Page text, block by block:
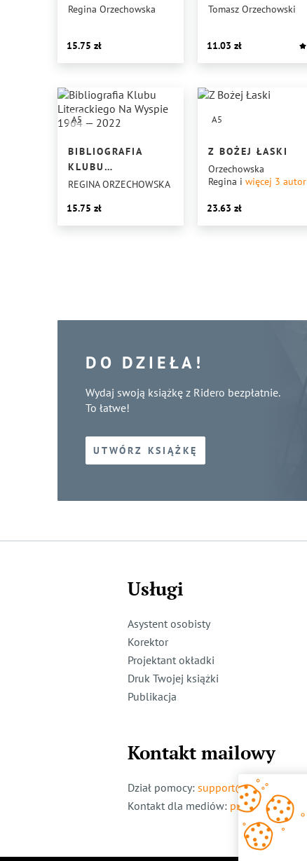
Regina Orzechowska
15.75
SŁOŃCA
Tomasz Orzechowski
11.03
A5
BIBLIOGRAFIA
KLUBU
LITERACKIEGO
1964 — 2022
REGINA ORZECHOWSKA
15.75
A5
Z BOŻEJ ŁASKI
Orzechowska
Regina i więcej 3 autor
23.63
DO DZIEŁA!
Wydaj swoją książkę z Ridero bezpłatnie.
To łatwe!
UTWÓRZ KSIĄŻKĘ
Usługi
Asystent osobisty
Korektor
Projektant okładki
Druk Twojej książki
Publikacja
Kontakt mailowy
Dział pomocy: support@ridero.pl
Kontakt dla mediów: pr@ridero.pl